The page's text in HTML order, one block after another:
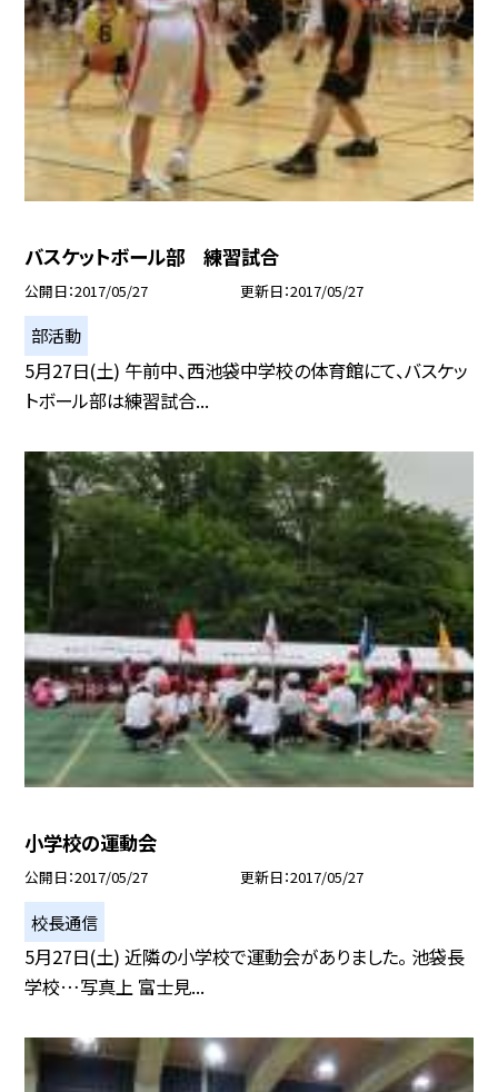
バスケットボール部 練習試合
公開日 2017/05/27 更新日 2017/05/27
部活動
5月27日(土) 午前中、西池袋中学校の体育館にて、バスケッ
トボール部は練習試合...
小学校の運動会
公開日 2017/05/27 更新日 2017/05/27
校長通信
5月27日(土) 近隣の小学校で運動会がありました。 池袋長
学校…写真上 富士見...